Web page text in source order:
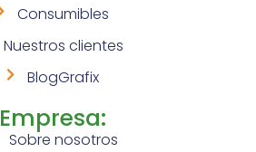
Consumibles
Nuestros clientes
BlogGrafix
Empresa:
Sobre nosotros